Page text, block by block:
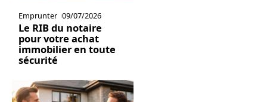
Emprunter 09/07/2026
Le RIB du notaire
pour votre achat
immobilier en toute
sécurité